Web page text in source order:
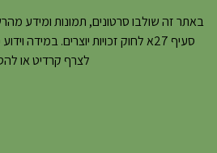
באתר זה שולבו סרטונים, תמונות ומידע
סעיף 27א לחוק זכויות יוצרים.
לצרף קרדיט או